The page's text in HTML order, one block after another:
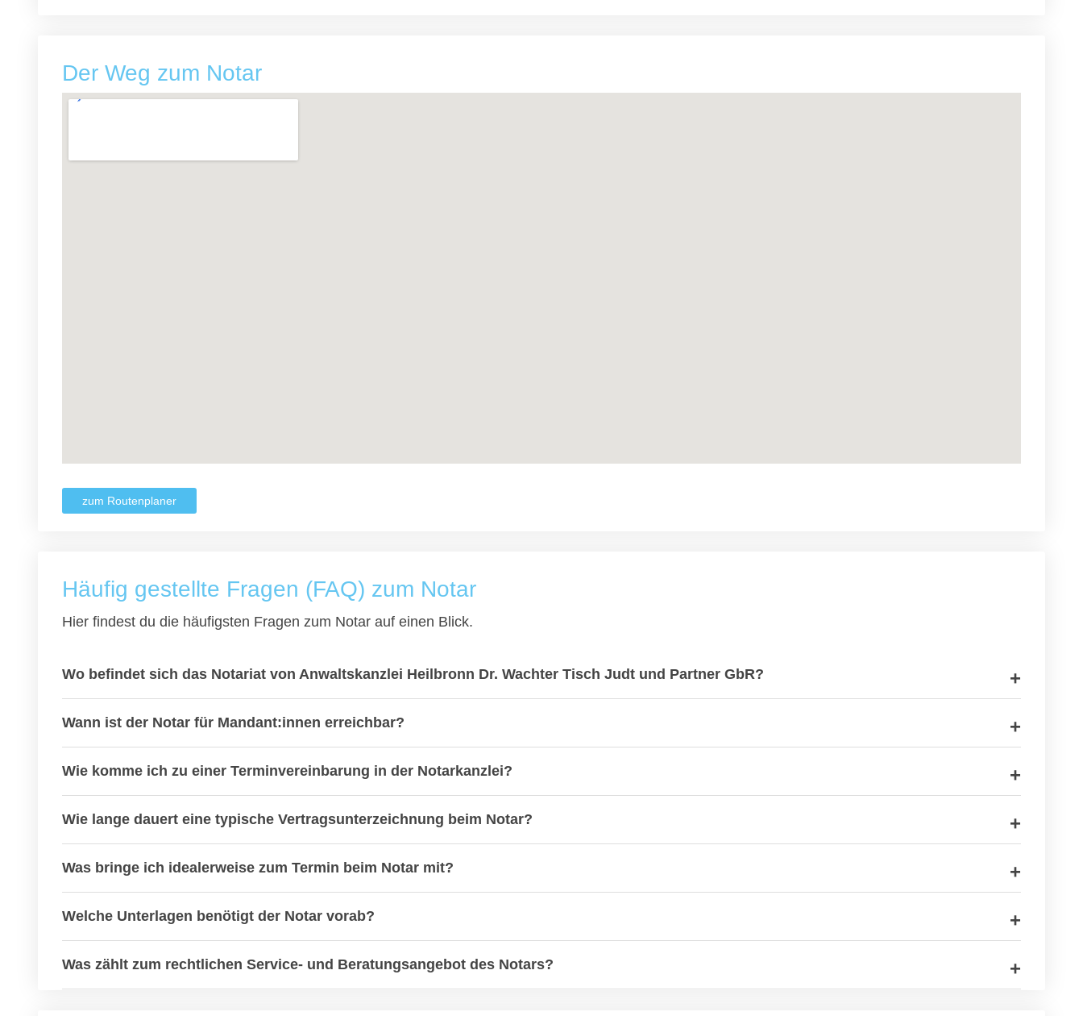
Der Weg zum Notar
zum Routenplaner
Häufig gestellte Fragen (FAQ) zum Notar
Hier findest du die häufigsten Fragen zum Notar auf einen Blick.
Wo befindet sich das Notariat von Anwaltskanzlei Heilbronn Dr. Wachter Tisch Judt und Partner GbR?
Wann ist der Notar für Mandant:innen erreichbar?
Wie komme ich zu einer Terminvereinbarung in der Notarkanzlei?
Wie lange dauert eine typische Vertragsunterzeichnung beim Notar?
Was bringe ich idealerweise zum Termin beim Notar mit?
Welche Unterlagen benötigt der Notar vorab?
Was zählt zum rechtlichen Service- und Beratungsangebot des Notars?